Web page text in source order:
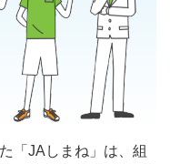
「JAしまね」は、組